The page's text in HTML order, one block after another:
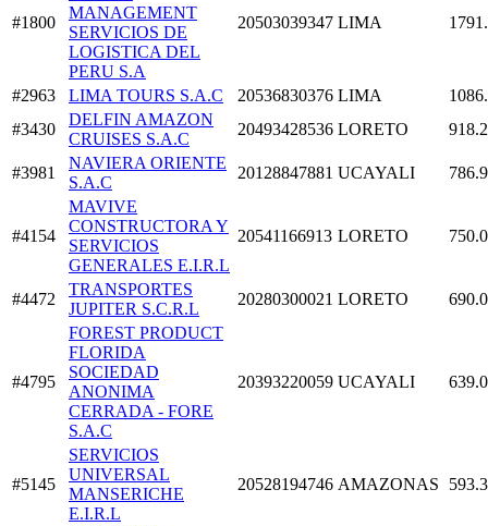
#1800
MANAGEMENT
SERVICIOS DE
LOGISTICA DEL
PERU S.A
20503039347 LIMA
#2963 LIMA TOURS S.A.C 20536830376 LIMA
#3430
DELFIN AMAZON
CRUISES S.A.C
20493428536 LORETO
#3981
NAVIERA ORIENTE
S.A.C
20128847881 UCAYALI
#4154
MAVIVE
CONSTRUCTORA Y
SERVICIOS
GENERALES E.I.R.L
20541166913 LORETO
#4472
TRANSPORTES
JUPITER S.C.R.L
20280300021 LORETO
#4795
FOREST PRODUCT
FLORIDA
SOCIEDAD
ANONIMA
CERRADA - FORE
S.A.C
20393220059 UCAYALI
#5145
SERVICIOS
UNIVERSAL
MANSERICHE
E.I.R.L
20528194746 AMAZONAS